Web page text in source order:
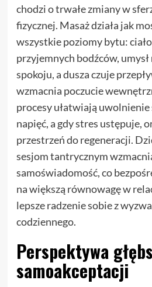
chodzi o trwałe zmiany w
fizycznej. Masaż działa jak
wszystkie poziomy bytu:
przyjemnych bodźców,
spokoju, a dusza czuje
wzmacnia poczucie
procesy ułatwiają
napięć, a gdy stres ustępuje,
przestrzeń do regeneracji.
sesjom tantrycznym
samoświadomość, co
na większą równowagę w
lepsze radzenie sobie z
codziennego.
Perspektywa
samoakceptacji